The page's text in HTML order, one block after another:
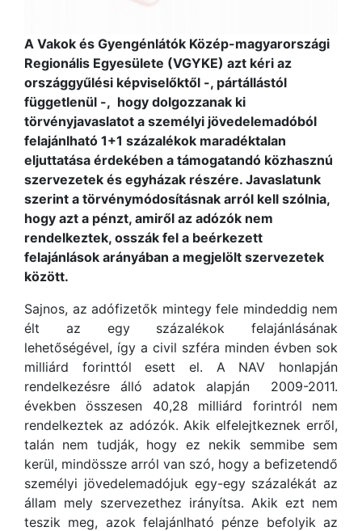
A Vakok és Gyengénlátók Közép-magyarországi
Regionális Egyesülete (VGYKE) azt kéri az
országgyűlési képviselőktől -, pártállástól
függetlenül -, hogy dolgozzanak ki
törvényjavaslatot a személyi jövedelemadóból
felajánlható 1+1 százalékok maradéktalan
eljuttatása érdekében a támogatandó közhasznú
szervezetek és egyházak részére. Javaslatunk
szerint a törvénymódosításnak arról kell szólnia,
hogy azt a pénzt, amiről az adózók nem
rendelkeztek, osszák fel a beérkezett
felajánlások arányában a megjelölt szervezetek
között.
Sajnos, az adófizetők mintegy fele mindeddig nem
élt az egy százalékok felajánlásának
lehetőségével, így a civil szféra minden évben sok
milliárd forinttól esett el. A NAV honlapján
rendelkezésre álló adatok alapján 2009-2011.
években összesen 40,28 milliárd forintról nem
rendelkeztek az adózók. Akik elfelejtkeznek erről,
talán nem tudják, hogy ez nekik semmibe sem
kerül, mindössze arról van szó, hogy a befizetendő
személyi jövedelemadójuk egy-egy százalékát az
állam mely szervezethez irányítsa. Akik ezt nem
teszik meg, azok felajánlható pénze befolyik az